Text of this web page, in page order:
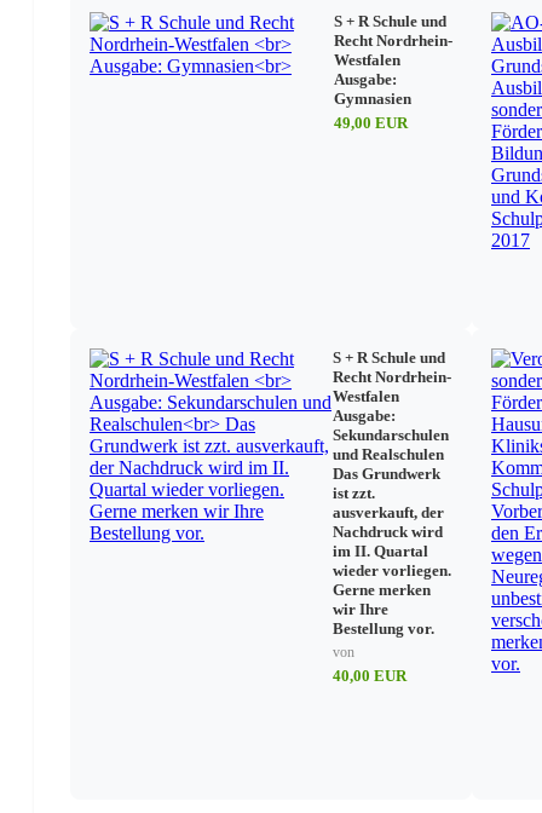
Unterricht
AO-GS
Sekundarstufe I
APO-SI
Unterricht: Einzelfragen
Organisation: Einzelfragen
S + R Schule und
Recht Nordrhein-
Westfalen
Ausgabe:
Gymnasien
49,00 EUR
S + R Schule und
Recht Nordrhein-
Westfalen
Ausgabe:
Sekundarschulen
und Realschulen
Das Grundwerk
ist zzt.
ausverkauft, der
Nachdruck wird
im II. Quartal
wieder vorliegen.
Gerne merken
wir Ihre
Bestellung vor.
von
40,00 EUR